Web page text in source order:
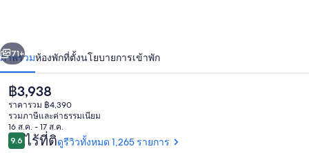
รี
พลาซ่า
เดนเวอร์
เว
า
ถัดไป
71+
ภาพรวมห้องพักที่ตั้งนโยบายการเข้าพัก
ราคา
ปัจจุบัน
฿3,938
฿3,938
ราคารวม ฿4,390
รวมภาษีและค่าธรรมเนียม
16 ส.ค. - 17 ส.ค.
รีวิว
9.69.6 จาก 10
ไร้ที่ติดูรีวิวทั้งหมด 1,265 รายการ